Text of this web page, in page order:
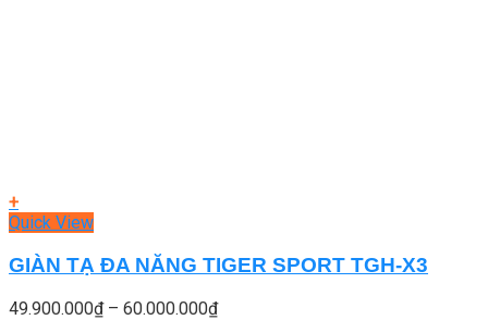
+
Quick View
GIÀN TẠ ĐA NĂNG TIGER SPORT TGH-X3
49.900.000₫ – 60.000.000₫Khoảng